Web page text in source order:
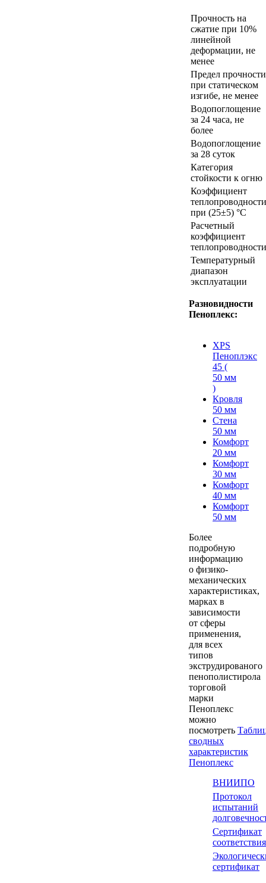
Прочность на
сжатие при 10%
линейной
деформации, не
менее
Предел прочности
при статическом
изгибе, не менее
Водопоглощение
за 24 часа, не
более
Водопоглощение
за 28 суток
Категория
стойкости к огню
Коэффициент
теплопроводности
при (25±5) °С
Расчетный
коэффициент
теплопроводности
Температурный
диапазон
эксплуатации
Разновидности
Пеноплекс:
XPS
Пеноплэкс
45 (
50 мм
)
Кровля
50 мм
Стена
50 мм
Комфорт
20 мм
Комфорт
30 мм
Комфорт
40 мм
Комфорт
50 мм
Более
подробную
информацию
о физико-
механических
характеристиках,
марках в
зависимости
от сферы
применения,
для всех
типов
экструдированого
пенополистирола
торговой
марки
Пеноплекс
можно
посмотреть
сводных
характеристик
Пеноплекс
ВНИИПО
Протокол
испытаний
Сертификат
соответствия
сертификат